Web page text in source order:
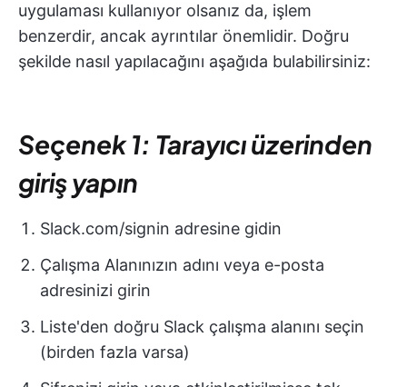
uygulaması kullanıyor olsanız da, işlem
benzerdir, ancak ayrıntılar önemlidir. Doğru
şekilde nasıl yapılacağını aşağıda bulabilirsiniz:
Seçenek 1: Tarayıcı üzerinden
giriş yapın
Slack.com/signin adresine gidin
Çalışma Alanınızın adını veya e-posta
adresinizi girin
Liste'den doğru Slack çalışma alanını seçin
(birden fazla varsa)